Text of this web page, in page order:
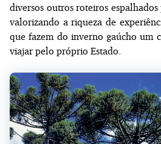
diversos outros roteiros
valorizando a riqueza de
que fazem do inverno gaúcho um
viajar pelo próprio Estado.